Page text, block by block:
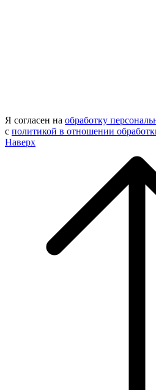
Я согласен на обработку
с политикой в отношении
Наверх